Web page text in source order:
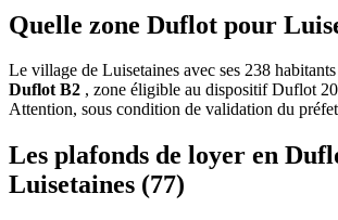
Quelle zone Duflot pour
Le village de Luisetaines avec ses 238 habitants
Duflot B2 , zone éligible au dispositif Duflot
Attention, sous condition de validation du
Les plafonds de loyer en
Luisetaines (77)